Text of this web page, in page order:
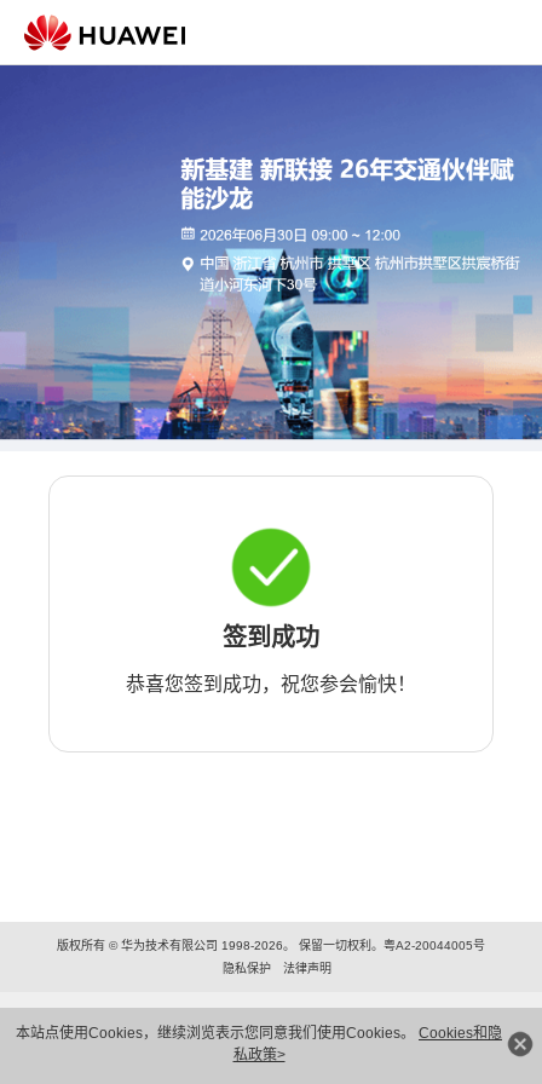
本站点使用Cookies，继续浏览表示您同意我们使用Cookies。 Cookies和隐
私政策>
签到成功
恭喜您签到成功，祝您参会愉快！
版权所有 © 华为技术有限公司 1998-2026。 保留一切权利。粤A2-20044005号
隐私保护
法律声明